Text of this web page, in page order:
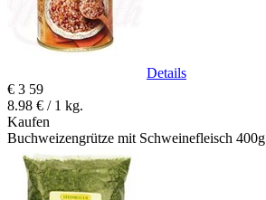
Details
€ 3 59
8.98 € / 1 kg.
Kaufen
Buchweizengrütze mit Schweinefleisch 400g